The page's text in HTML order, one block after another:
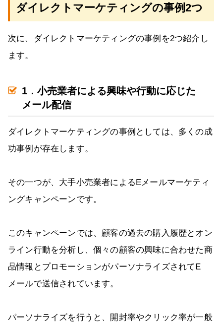
ダイレクトマーケティングの事例2つ
次に、ダイレクトマーケティングの事例を2つ紹介し
ます。
1．小売業者による興味や行動に応じた
メール配信
ダイレクトマーケティングの事例としては、多くの成
功事例が存在します。
その一つが、大手小売業者によるEメールマーケティ
ングキャンペーンです。
このキャンペーンでは、顧客の過去の購入履歴とオン
ライン行動を分析し、個々の顧客の興味に合わせた商
品情報とプロモーションがパーソナライズされてE
メールで送信されています。
パーソナライズを行うと、開封率やクリック率が一般